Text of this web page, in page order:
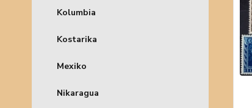
Kolumbia
Kostarika
Mexiko
Nikaragua